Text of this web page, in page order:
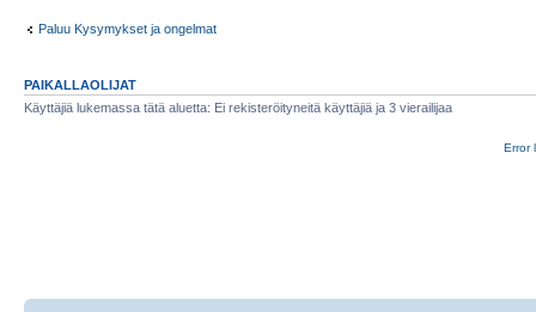
Paluu Kysymykset ja ongelmat
PAIKALLAOLIJAT
Käyttäjiä lukemassa tätä aluetta: Ei rekisteröityneitä käyttäjiä ja 3 vierailijaa
Error